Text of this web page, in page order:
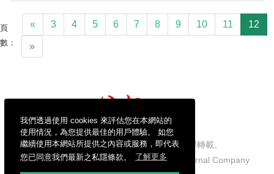
我們透過使用 cookies 來評估您在本網站的
使用情況，為您提供最佳的用戶體驗。 如您
繼續使用本網站所提供之內容或服務，即代表
您已同意我們最新之私隱條款。
了解更多
頁
數：
« 3 4 5 6 7 8 9 10 11 12
»
信報財經新聞有限公司版權所有，不得轉載。
Copyright © 2026 Hong Kong Economic Journal Company